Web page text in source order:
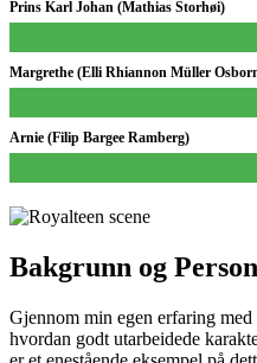
Prins Karl Johan (Mathias Storhøi)
Margrethe (Elli Rhiannon Müller
Arnie (Filip Bargee Ramberg)
Bakgrunn og
Gjennom min egen erfaring
hvordan godt utarbeidede